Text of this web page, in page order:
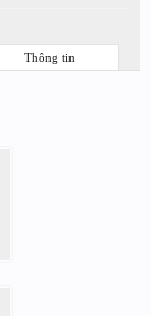
Thông tin